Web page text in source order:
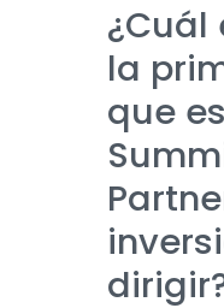
¿Cuál
la
que